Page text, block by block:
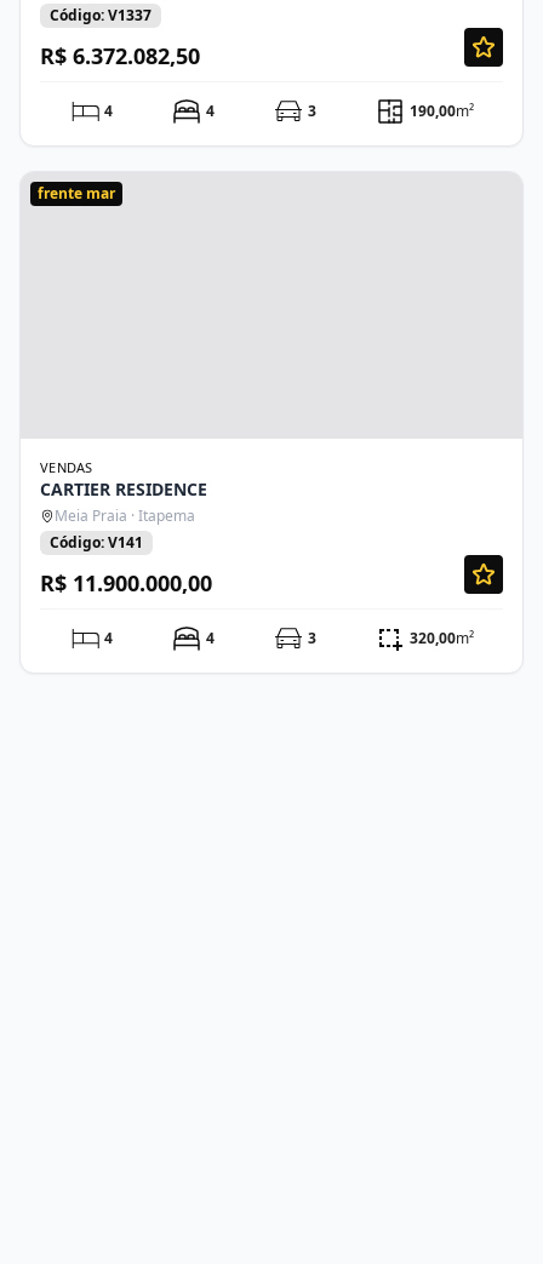
Código: V1337
R$ 6.372.082,50
4 4 3 190,00m²
frente mar
VENDAS
CARTIER RESIDENCE
Meia Praia · Itapema
Código: V141
R$ 11.900.000,00
4 4 3 320,00m²